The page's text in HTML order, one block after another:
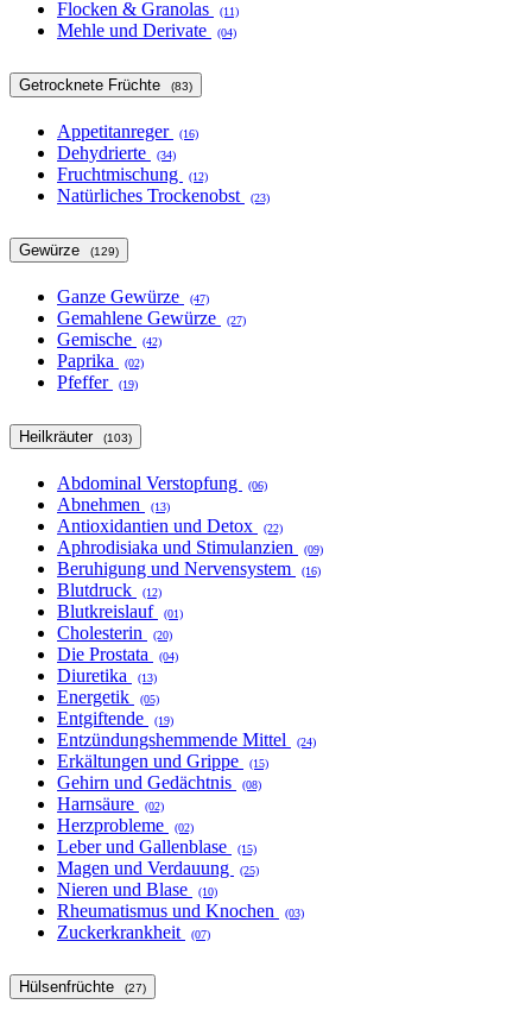
Flocken & Granolas (11)
Mehle und Derivate (04)
Getrocknete Früchte (83)
Appetitanreger (16)
Dehydrierte (34)
Fruchtmischung (12)
Natürliches Trockenobst (23)
Gewürze (129)
Ganze Gewürze (47)
Gemahlene Gewürze (27)
Gemische (42)
Paprika (02)
Pfeffer (19)
Heilkräuter (103)
Abdominal Verstopfung (06)
Abnehmen (13)
Antioxidantien und Detox (22)
Aphrodisiaka und Stimulanzien (09)
Beruhigung und Nervensystem (16)
Blutdruck (12)
Blutkreislauf (01)
Cholesterin (20)
Die Prostata (04)
Diuretika (13)
Energetik (05)
Entgiftende (19)
Entzündungshemmende Mittel (24)
Erkältungen und Grippe (15)
Gehirn und Gedächtnis (08)
Harnsäure (02)
Herzprobleme (02)
Leber und Gallenblase (15)
Magen und Verdauung (25)
Nieren und Blase (10)
Rheumatismus und Knochen (03)
Zuckerkrankheit (07)
Hülsenfrüchte (27)